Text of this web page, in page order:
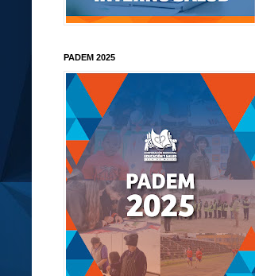
PADEM 2025